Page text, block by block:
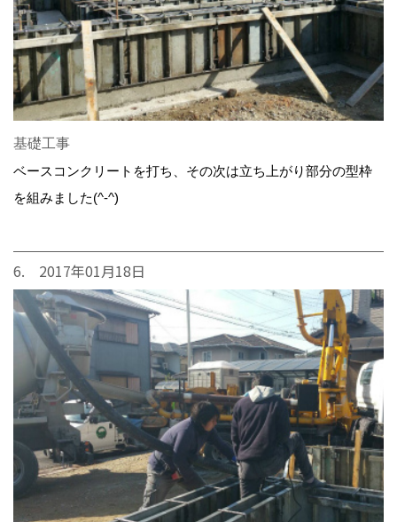
基礎工事
ベースコンクリートを打ち、その次は立ち上がり部分の型枠
を組みました(^-^)
6. 2017年01月18日